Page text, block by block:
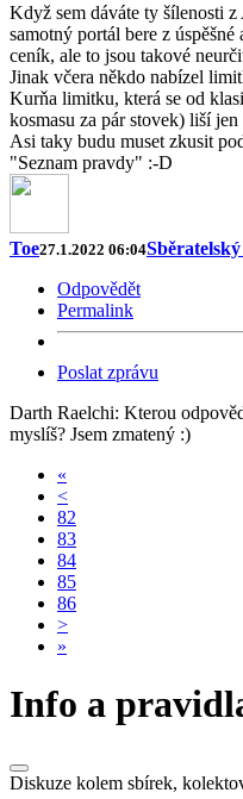
Když sem dáváte ty šílenosti
samotný portál bere z
ceník, ale to jsou takové
Jinak včera někdo nabízel
Kurňa limitku, která se od
kosmasu za pár stovek) liší jen
Asi taky budu muset zkusit
"Seznam pravdy" :-D
Toe27.1.2022 06:04
Odpovědět
Permalink
Poslat zprávu
Darth Raelchi: Kterou
myslíš? Jsem zmatený :)
«
<
82
83
84
85
86
>
»
Info a
Diskuze kolem sbírek,